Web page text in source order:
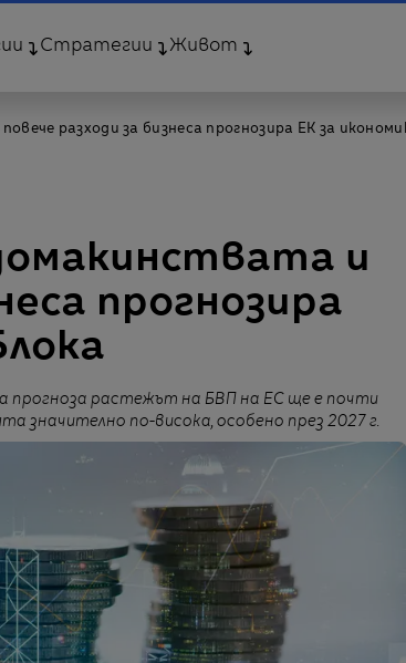
Стратегии Живот
разходи за бизнеса прогнозира ЕК за
и
прогнозира
прогноза растежът на БВП на ЕС ще е почти
значително по-висока, особено през 2027 г.